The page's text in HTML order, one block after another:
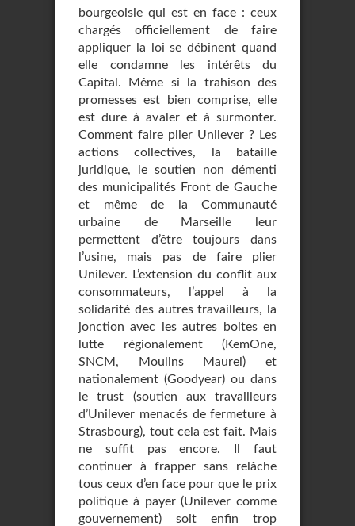
bourgeoisie qui est en face : ceux
chargés officiellement de faire
appliquer la loi se débinent quand
elle condamne les intérêts du
Capital. Même si la trahison des
promesses est bien comprise, elle
est dure à avaler et à surmonter.
Comment faire plier Unilever ? Les
actions collectives, la bataille
juridique, le soutien non démenti
des municipalités Front de Gauche
et même de la Communauté
urbaine de Marseille leur
permettent d’être toujours dans
l’usine, mais pas de faire plier
Unilever. L’extension du conflit aux
consommateurs, l’appel à la
solidarité des autres travailleurs, la
jonction avec les autres boites en
lutte régionalement (KemOne,
SNCM, Moulins Maurel) et
nationalement (Goodyear) ou dans
le trust (soutien aux travailleurs
d’Unilever menacés de fermeture à
Strasbourg), tout cela est fait. Mais
ne suffit pas encore. Il faut
continuer à frapper sans relâche
tous ceux d’en face pour que le prix
politique à payer (Unilever comme
gouvernement) soit enfin trop